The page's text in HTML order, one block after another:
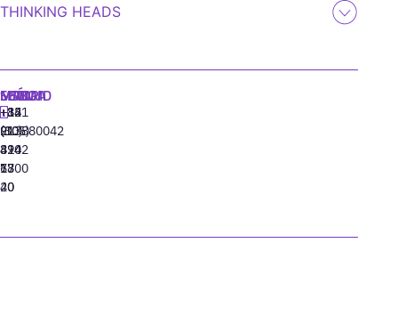
THINKING HEADS
MADRID
+34
91
310
77
40
MIAMI
+1
(305)
424
13
20
SEÚL
+82
(10)
8942
6800
LISBOA
‪+351
213880042